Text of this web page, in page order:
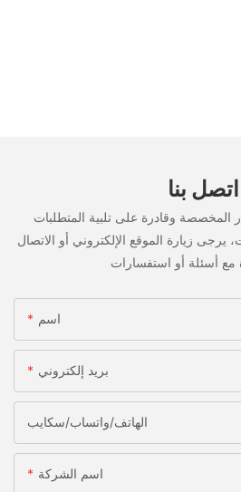
اتصل بنا
المخصصة وقادرة على تلبية المتطلبات
يرجى زيارة الموقع الإلكتروني أو الاتصال
اسم
بريد إلكتروني
الهاتف/واتساب/سكايب
اسم الشركة